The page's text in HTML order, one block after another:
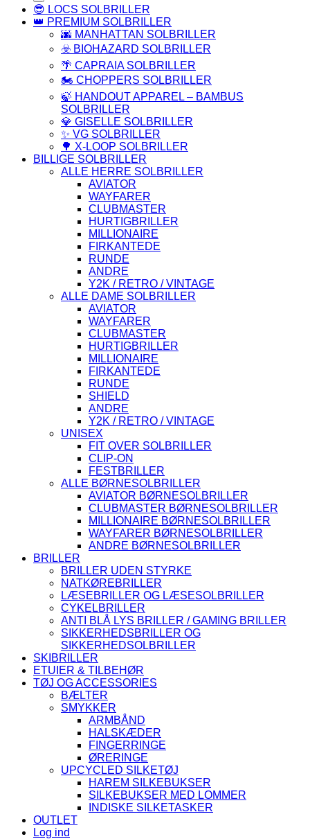
😎 LOCS SOLBRILLER
👑 PREMIUM SOLBRILLER
🌆 MANHATTAN SOLBRILLER
☣️ BIOHAZARD SOLBRILLER
🌴 CAPRAIA SOLBRILLER
🏍️ CHOPPERS SOLBRILLER
🍃 HANDOUT APPAREL – BAMBUS
SOLBRILLER
💎 GISELLE SOLBRILLER
✨ VG SOLBRILLER
🌳 X-LOOP SOLBRILLER
BILLIGE SOLBRILLER
ALLE HERRE SOLBRILLER
AVIATOR
WAYFARER
CLUBMASTER
HURTIGBRILLER
MILLIONAIRE
FIRKANTEDE
RUNDE
ANDRE
Y2K / RETRO / VINTAGE
ALLE DAME SOLBRILLER
AVIATOR
WAYFARER
CLUBMASTER
HURTIGBRILLER
MILLIONAIRE
FIRKANTEDE
RUNDE
SHIELD
ANDRE
Y2K / RETRO / VINTAGE
UNISEX
FIT OVER SOLBRILLER
CLIP-ON
FESTBRILLER
ALLE BØRNESOLBRILLER
AVIATOR BØRNESOLBRILLER
CLUBMASTER BØRNESOLBRILLER
MILLIONAIRE BØRNESOLBRILLER
WAYFARER BØRNESOLBRILLER
ANDRE BØRNESOLBRILLER
BRILLER
BRILLER UDEN STYRKE
NATKØREBRILLER
LÆSEBRILLER OG LÆSESOLBRILLER
CYKELBRILLER
ANTI BLÅ LYS BRILLER / GAMING BRILLER
SIKKERHEDSBRILLER OG
SIKKERHEDSOLBRILLER
SKIBRILLER
ETUIER & TILBEHØR
TØJ OG ACCESSORIES
BÆLTER
SMYKKER
ARMBÅND
HALSKÆDER
FINGERRINGE
ØRERINGE
UPCYCLED SILKETØJ
HAREM SILKEBUKSER
SILKEBUKSER MED LOMMER
INDISKE SILKETASKER
OUTLET
Log ind